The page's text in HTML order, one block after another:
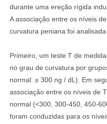
durante uma ereção rígida
A associação entre os níveis
curvatura peniana foi
Primeiro, um teste T de
no grau de curvatura por
normal: ≥ 300 ng / dL). Em
associação entre os níveis de
normal (<300, 300-450, 450-
foram conduzidas para os